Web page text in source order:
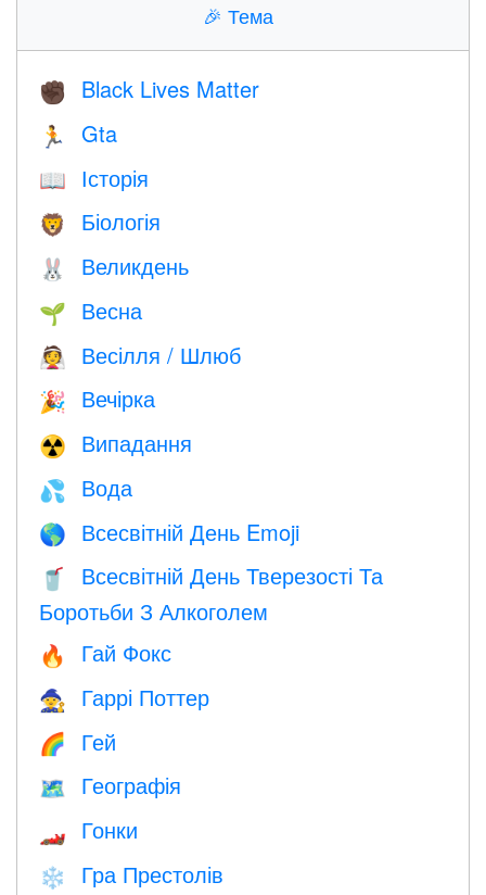
🎉 Тема
✊🏿 Black Lives Matter
🏃 Gta
📖 Історія
🦁 Біологія
🐰 Великдень
🌱 Весна
👰 Весілля / Шлюб
🎉 Вечірка
☢️ Випадання
💦 Вода
🌎 Всесвітній День Emoji
🥤
Всесвітній День Тверезості Та
Боротьби З Алкоголем
🔥 Гай Фокс
🧙 Гаррі Поттер
🌈 Гей
🗺 Географія
🏎 Гонки
❄️ Гра Престолів